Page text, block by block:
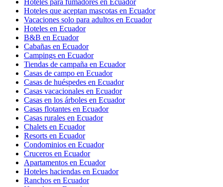
Hoteles para fumadores en Ecuador
Hoteles que aceptan mascotas en Ecuador
Vacaciones solo para adultos en Ecuador
Hoteles en Ecuador
B&B en Ecuador
Cabañas en Ecuador
Campings en Ecuador
Tiendas de campaña en Ecuador
Casas de campo en Ecuador
Casas de huéspedes en Ecuador
Casas vacacionales en Ecuador
Casas en los árboles en Ecuador
Casas flotantes en Ecuador
Casas rurales en Ecuador
Chalets en Ecuador
Resorts en Ecuador
Condominios en Ecuador
Cruceros en Ecuador
Apartamentos en Ecuador
Hoteles haciendas en Ecuador
Ranchos en Ecuador